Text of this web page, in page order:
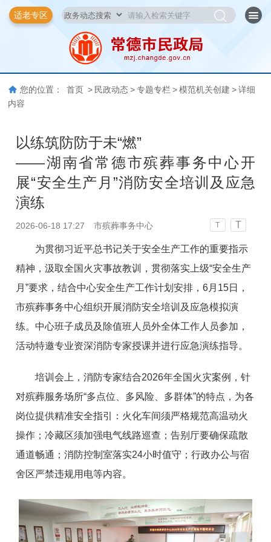
适老专区
您的位置： 首页 > 民政动态 > 专题专栏 > 模范机关创建 > 详细
内容
以练筑防防于未“燃”
——湖南省常德市殡葬事务中心开
展“安全生产月”消防安全培训及应急
演练
2026-06-18 17:27 市殡葬事务中心 T T
为贯彻习近平总书记关于安全生产工作的重要指示
精神 ，汲取全国火灾事故教训，贯彻落实上级“安全生产
月”要求，结合中心安全生产工作计划安排，6月15日，
市殡葬事务中心组织开展消防安全培训及应急模拟演
练。中心班子成员及除值班人员外全体工作人员参加，
活动特邀专业资深消防专家授课并进行应急演练指导。
培训会上，消防专家结合2026年全国火灾案例，针
对殡葬服务场所“多点位、多风险、多群体”的特点，为各
岗位提供精准安全指引：火化车间须严格规范高温动火
操作；冷藏区须加强电气线路巡查；告别厅要确保疏散
通道畅通；消防控制室落实24小时值守；行政办公与宿
舍区严禁违规用电等内容。